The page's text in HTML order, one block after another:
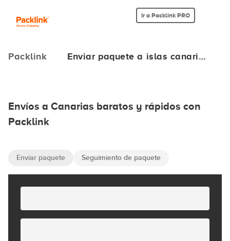
Ir a Packlink PRO
Packlink Enviar paquete a islas canari…
Envíos a Canarias baratos y rápidos con
Packlink
Enviar paquete Seguimiento de paquete